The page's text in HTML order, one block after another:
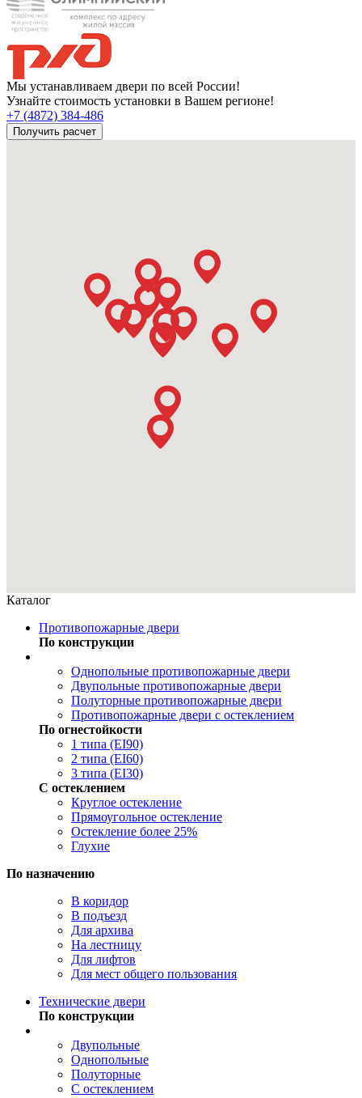
Мы устанавливаем двери по всей России!
Узнайте стоимость установки в Вашем регионе!
+7 (4872) 384-486
Получить расчет
Каталог
Противопожарные двери
По конструкции
Однопольные противопожарные двери
Двупольные противопожарные двери
Полуторные противопожарные двери
Противопожарные двери с остеклением
По огнестойкости
1 типа (EI90)
2 типа (EI60)
3 типа (EI30)
С остеклением
Круглое остекление
Прямоугольное остекление
Остекление более 25%
Глухие
По назначению
В коридор
В подъезд
Для архива
На лестницу
Для лифтов
Для мест общего пользования
Технические двери
По конструкции
Двупольные
Однопольные
Полуторные
С остеклением